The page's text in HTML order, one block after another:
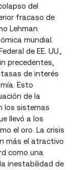
del
fracaso de
Lehman
mundial.
de EE. UU.,
precedentes,
de interés
Esto
de la
los sistemas
llevó a los
el oro. La crisis
más el atractivo
como una
inestabilidad de